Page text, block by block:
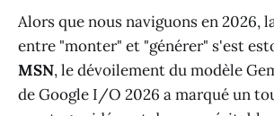
Alors que nous naviguons en 2026,
entre "monter" et "générer" s'est
MSN, le dévoilement du modèle
de Google I/O 2026 a marqué un